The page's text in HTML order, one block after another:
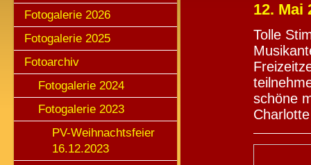
Fotogalerie 2026
Fotogalerie 2025
Fotoarchiv
Fotogalerie 2024
Fotogalerie 2023
PV-Weihnachtsfeier
16.12.2023
12. Mai
Tolle
schöne